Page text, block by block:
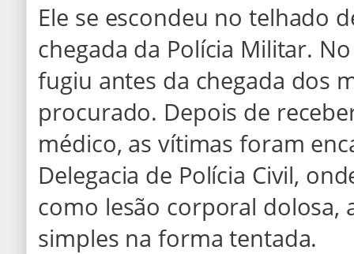
Ele se escondeu no telhado
chegada da Polícia Militar.
fugiu antes da chegada dos
procurado. Depois de
médico, as vítimas foram
Delegacia de Polícia Civil,
como lesão corporal dolosa,
simples na forma tentada.